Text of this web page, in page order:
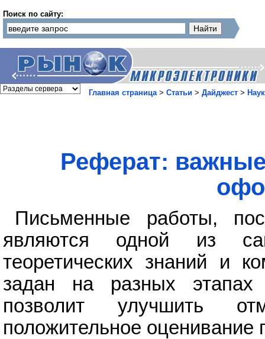
Поиск по сайту:
Главная страница> Статьи > Дайджест >
Реферат:
Письменные работы,
являются одной из
теоретических знаний и
задан на разных этапах
позволит улучшить
положительное оценивание